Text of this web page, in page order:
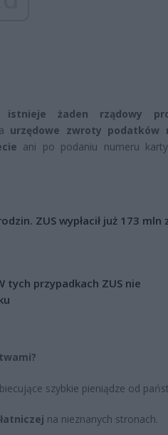
istnieje żaden rządowy
urzędowe zwroty podatków
ani po podaniu numeru
ZUS wypłacił już 173 mln
tych przypadkach ZUS nie
szybkie pieniądze od
na nieznanych stronach.